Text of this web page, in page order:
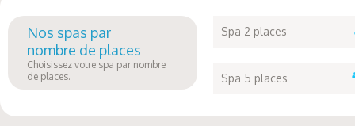
Nos spas par
nombre de places
Choisissez votre spa par nombre
de places.
Spa 2 places
Spa 5 places